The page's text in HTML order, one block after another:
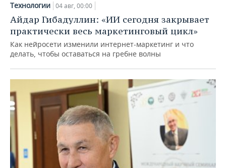
Технологии 04 авг, 00:00
Айдар Гибадуллин: «ИИ сегодня закрывает
практически весь маркетинговый цикл»
Как нейросети изменили интернет-маркетинг и что
делать, чтобы оставаться на гребне волны